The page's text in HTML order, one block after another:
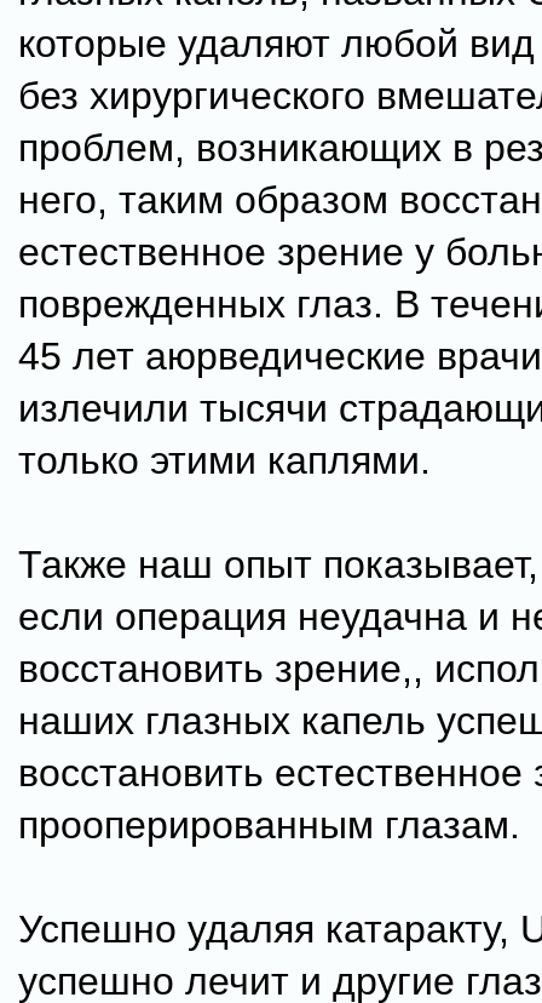
которые удаляют любой вид
без хирургического
проблем, возникающих в
него, таким образом
естественное зрение у
поврежденных глаз. В
45 лет аюрведические
излечили тысячи
только этими каплями.
Также наш опыт
если операция неудачна и
восстановить зрение,,
наших глазных капель
восстановить естественное
прооперированным глазам.
Успешно удаляя катаракту,
успешно лечит и другие